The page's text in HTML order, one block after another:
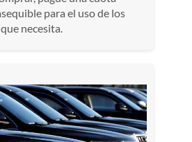
para el uso de los
necesita.